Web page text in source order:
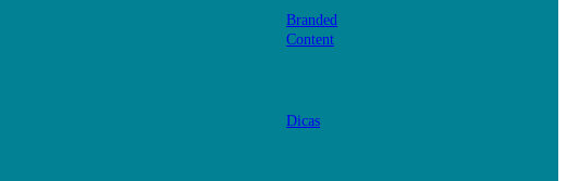
Branded
Content
Dicas